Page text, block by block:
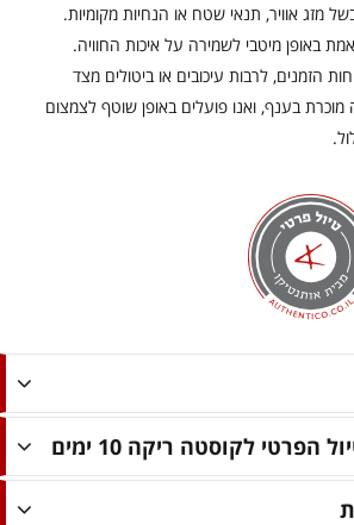
מזג אוויר, תנאי שטח או הנחיות מקומיות.
באופן מיטבי לשמירה על איכות החוויה.
הזמנים, לרבות עיכובים או ביטולים מצד
בענף, ואנו פועלים באופן שוטף לצמצום
לקוסטה ריקה 10 ימים